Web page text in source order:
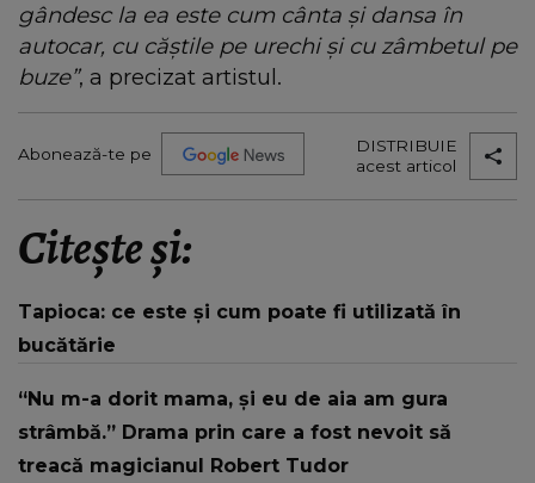
gândesc la ea este cum cânta și dansa în
autocar, cu căștile pe urechi și cu zâmbetul pe
buze”, a precizat artistul.
Abonează-te pe
DISTRIBUIE
acest articol
Citește și:
Tapioca: ce este și cum poate fi utilizată în
bucătărie
“Nu m-a dorit mama, și eu de aia am gura
strâmbă.” Drama prin care a fost nevoit să
treacă magicianul Robert Tudor